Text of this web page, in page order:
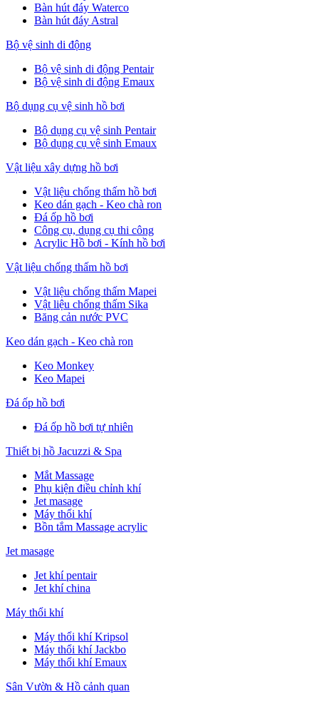
Bàn hút đáy Waterco
Bàn hút đáy Astral
Bộ vệ sinh di động
Bộ vệ sinh di động Pentair
Bộ vệ sinh di động Emaux
Bộ dụng cụ vệ sinh hồ bơi
Bộ dụng cụ vệ sinh Pentair
Bộ dụng cụ vệ sinh Emaux
Vật liệu xây dựng hồ bơi
Vật liệu chống thấm hồ bơi
Keo dán gạch - Keo chà ron
Đá ốp hồ bơi
Công cụ, dụng cụ thi công
Acrylic Hồ bơi - Kính hồ bơi
Vật liệu chống thấm hồ bơi
Vật liệu chống thấm Mapei
Vật liệu chống thấm Sika
Băng cản nước PVC
Keo dán gạch - Keo chà ron
Keo Monkey
Keo Mapei
Đá ốp hồ bơi
Đá ốp hồ bơi tự nhiên
Thiết bị hồ Jacuzzi & Spa
Mắt Massage
Phụ kiện điều chỉnh khí
Jet masage
Máy thổi khí
Bồn tắm Massage acrylic
Jet masage
Jet khí pentair
Jet khí china
Máy thổi khí
Máy thổi khí Kripsol
Máy thổi khí Jackbo
Máy thổi khí Emaux
Sân Vườn & Hồ cảnh quan